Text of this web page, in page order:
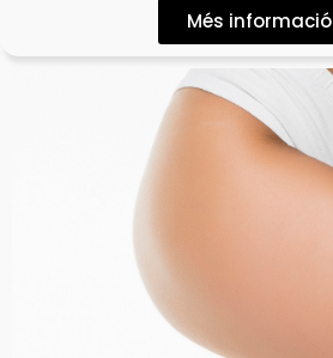
Més informació